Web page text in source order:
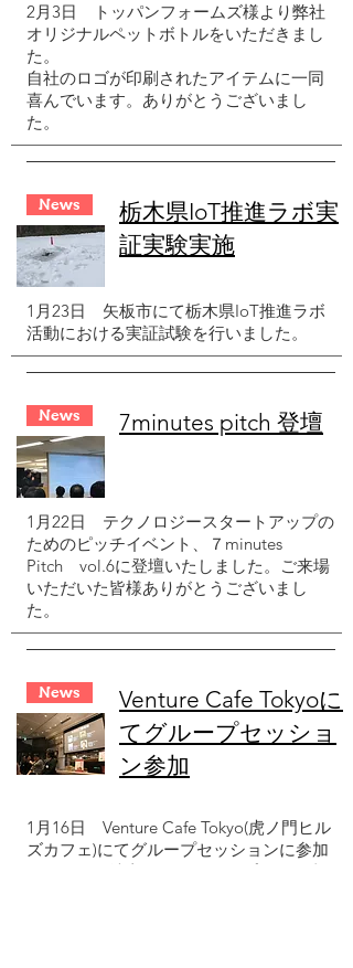
2月3日
トッパンフォームズ様より弊社
オリジナルペットボトルをいただきまし
た。
​自社のロゴが印刷されたアイテムに一同
喜んでいます。ありがとうございまし
た。
News
栃木県IoT推進ラボ実
証実験実施
1月23日
矢板市にて栃木県IoT推進ラボ
活動における実証試験を行いました。
News ​7minutes pitch 登壇
1月22日
テクノロジースタートアップの
ためのピッチイベント、７minutes
Pitch vol.6に登壇いたしました。ご来場
いただいた皆様ありがとうございまし
た。
News
​Venture Cafe Tokyoに
てグループセッショ
ン参加
1月16日
Venture Cafe Tokyo(虎ノ門ヒル
ズカフェ)にてグループセッションに参加
しました。地方スタートアップとして事